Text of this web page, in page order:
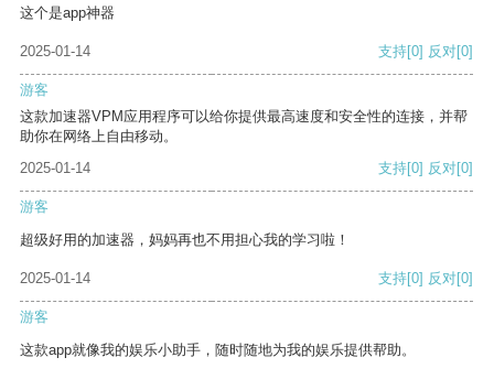
这个是app神器
2025-01-14 支持[0] 反对[0]
游客
这款加速器VPM应用程序可以给你提供最高速度和安全性的连接，并帮
助你在网络上自由移动。
2025-01-14
支持[0] 反对[0]
游客
超级好用的加速器，妈妈再也不用担心我的学习啦！
2025-01-14 支持[0] 反对[0]
游客
这款app就像我的娱乐小助手，随时随地为我的娱乐提供帮助。